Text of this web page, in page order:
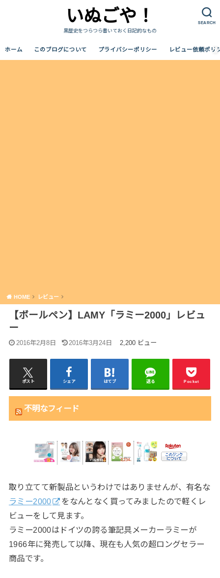
SEARCH
いぬごや！
黒歴史をつらつら書いておく日記的なもの
ホーム このブログについて プライバシーポリシー レビュー依頼ポリ
HOME レビュー
【ボールペン】LAMY「ラミー2000」レビュ
ー
2016年2月8日 2016年3月24日 2,200 ビュー
ポスト シェア はてブ 送る Pocket
不明なフィード
取り立てて新製品というわけではありませんが、有名な
ラミー2000
をなんとなく買ってみましたので軽くレ
ビューをして見ます。
ラミー2000はドイツの誇る筆記具メーカーラミーが
1966年に発売して以降、現在も人気の超ロングセラー
商品です。